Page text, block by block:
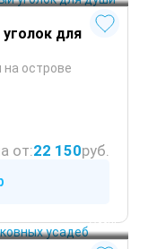
для
острове
от:22 150руб.
Осень